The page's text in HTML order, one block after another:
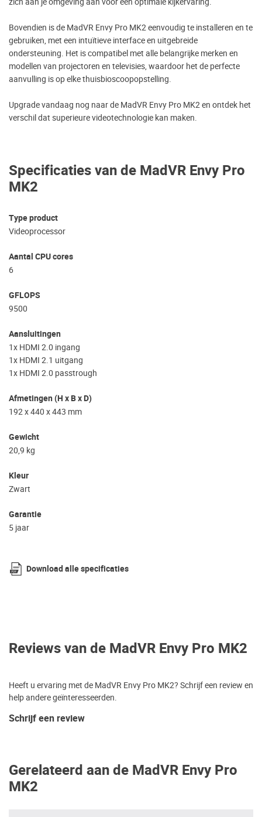
Specificaties van de MadVR Envy Pro
MK2
Type product
Videoprocessor
Aantal CPU cores
6
GFLOPS
9500
Aansluitingen
1x HDMI 2.0 ingang
1x HDMI 2.1 uitgang
1x HDMI 2.0 passtrough
Afmetingen (H x B x D)
192 x 440 x 443 mm
Gewicht
20,9 kg
Kleur
Zwart
Garantie
5 jaar
Download alle specificaties
Bovendien is de MadVR Envy Pro MK2 eenvoudig te installeren en te
gebruiken, met een intuïtieve interface en uitgebreide
ondersteuning. Het is compatibel met alle belangrijke merken en
modellen van projectoren en televisies, waardoor het de perfecte
aanvulling is op elke thuisbioscoopopstelling.
Upgrade vandaag nog naar de MadVR Envy Pro MK2 en ontdek het
verschil dat superieure videotechnologie kan maken.
Reviews van de MadVR Envy Pro MK2
Heeft u ervaring met de MadVR Envy Pro MK2? Schrijf een review en
help andere geïnteresseerden.
Schrijf een review
Gerelateerd aan de MadVR Envy Pro
MK2